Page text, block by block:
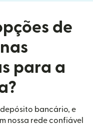
de
para a
bancário, e
nossa rede confiável